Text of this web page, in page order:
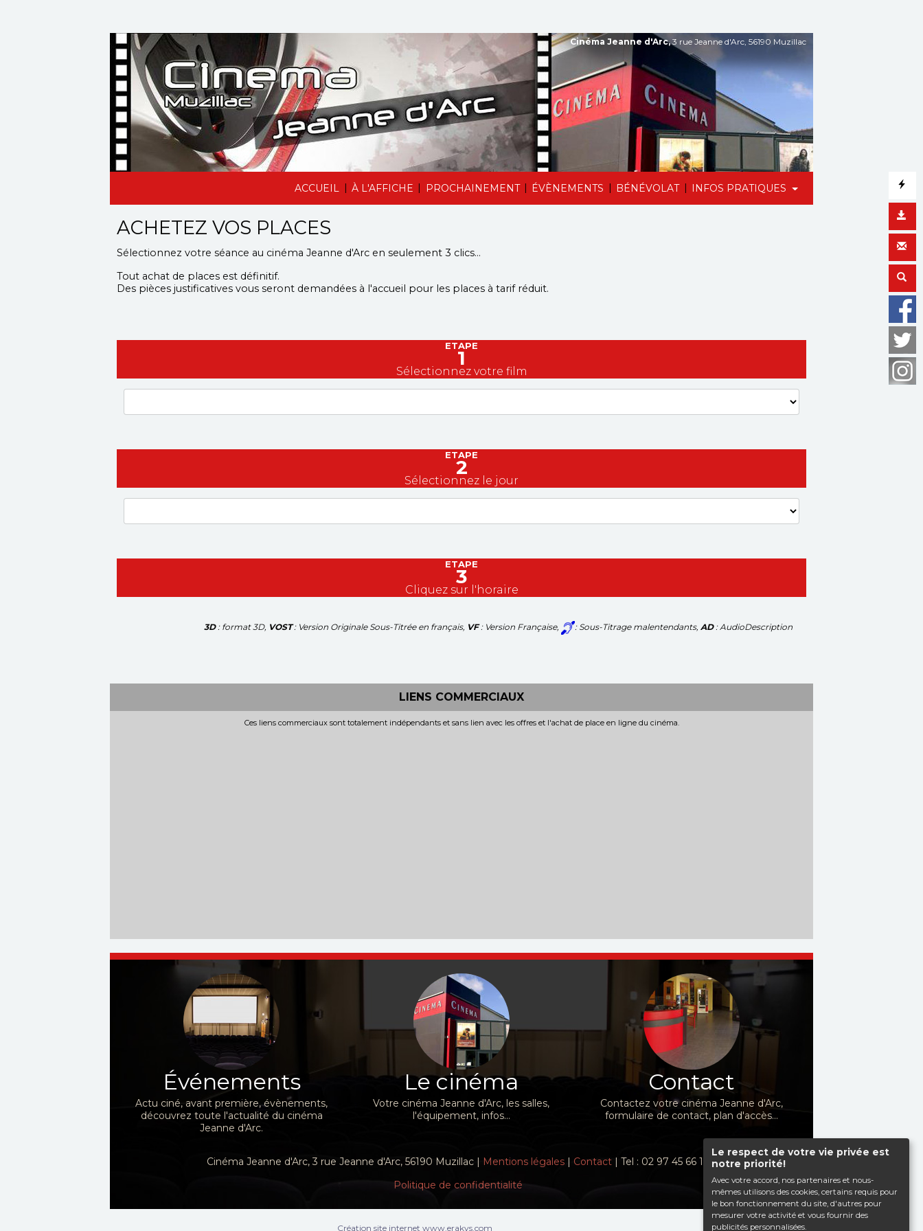
Le respect de votre vie privée est
notre priorité!
Avec votre accord, nos partenaires et nous-
mêmes utilisons des cookies, certains requis pour
le bon fonctionnement du site, d'autres pour
mesurer votre activité et vous fournir des
publicités personnalisées.
ACCUEIL | À L'AFFICHE | PROCHAINEMENT | ÉVÈNEMENTS | BÉNÉVOLAT | INFOS PRATIQUES
Cinéma Jeanne d'Arc,3 rue Jeanne d'Arc, 56190 Muzillac
ACHETEZ VOS PLACES
Sélectionnez votre séance au cinéma Jeanne d'Arc en seulement 3 clics...
Tout achat de places est définitif.
Des pièces justificatives vous seront demandées à l'accueil pour les places à tarif réduit.
ETAPE
1
Sélectionnez votre film
ETAPE
2
Sélectionnez le jour
ETAPE
3
Cliquez sur l'horaire
3D: format 3D, VOST: Version Originale Sous-Titrée en français, VF: Version Française, : Sous-Titrage malentendants, AD: AudioDescription
LIENS COMMERCIAUX
Ces liens commerciaux sont totalement indépendants et sans lien avec les offres et l'achat de place en ligne du cinéma.
Événements
Actu ciné, avant première, évènements,
découvrez toute l'actualité du cinéma
Jeanne d'Arc.
Le cinéma
Votre cinéma Jeanne d'Arc, les salles,
l'équipement, infos...
Contact
Contactez votre cinéma Jeanne d'Arc,
formulaire de contact, plan d'accès...
Cinéma Jeanne d'Arc, 3 rue Jeanne d'Arc, 56190 Muzillac | Mentions légales| Contact| Tel : 02 97 45 66 10
Politique de confidentialité
Création site internet www.erakys.com